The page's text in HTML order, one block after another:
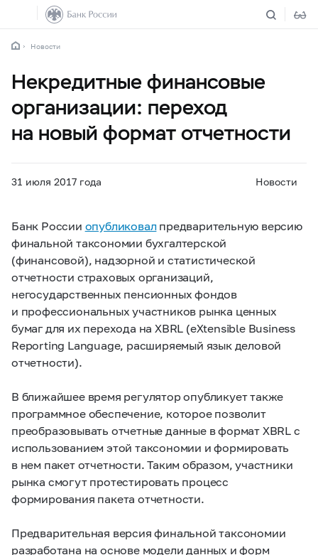
Новости
Некредитные финансовые
организации: переход
на новый формат отчетности
31 июля 2017 года Новости
Банк России опубликовал предварительную версию
финальной таксономии бухгалтерской
(финансовой), надзорной и статистической
отчетности страховых организаций,
негосударственных пенсионных фондов
и профессиональных участников рынка ценных
бумаг для их перехода на XBRL (eXtensible Business
Reporting Language, расширяемый язык деловой
отчетности).
В ближайшее время регулятор опубликует также
программное обеспечение, которое позволит
преобразовывать отчетные данные в формат XBRL с
использованием этой таксономии и формировать
в нем пакет отчетности. Таким образом, участники
рынка смогут протестировать процесс
формирования пакета отчетности.
Предварительная версия финальной таксономии
разработана на основе модели данных и форм